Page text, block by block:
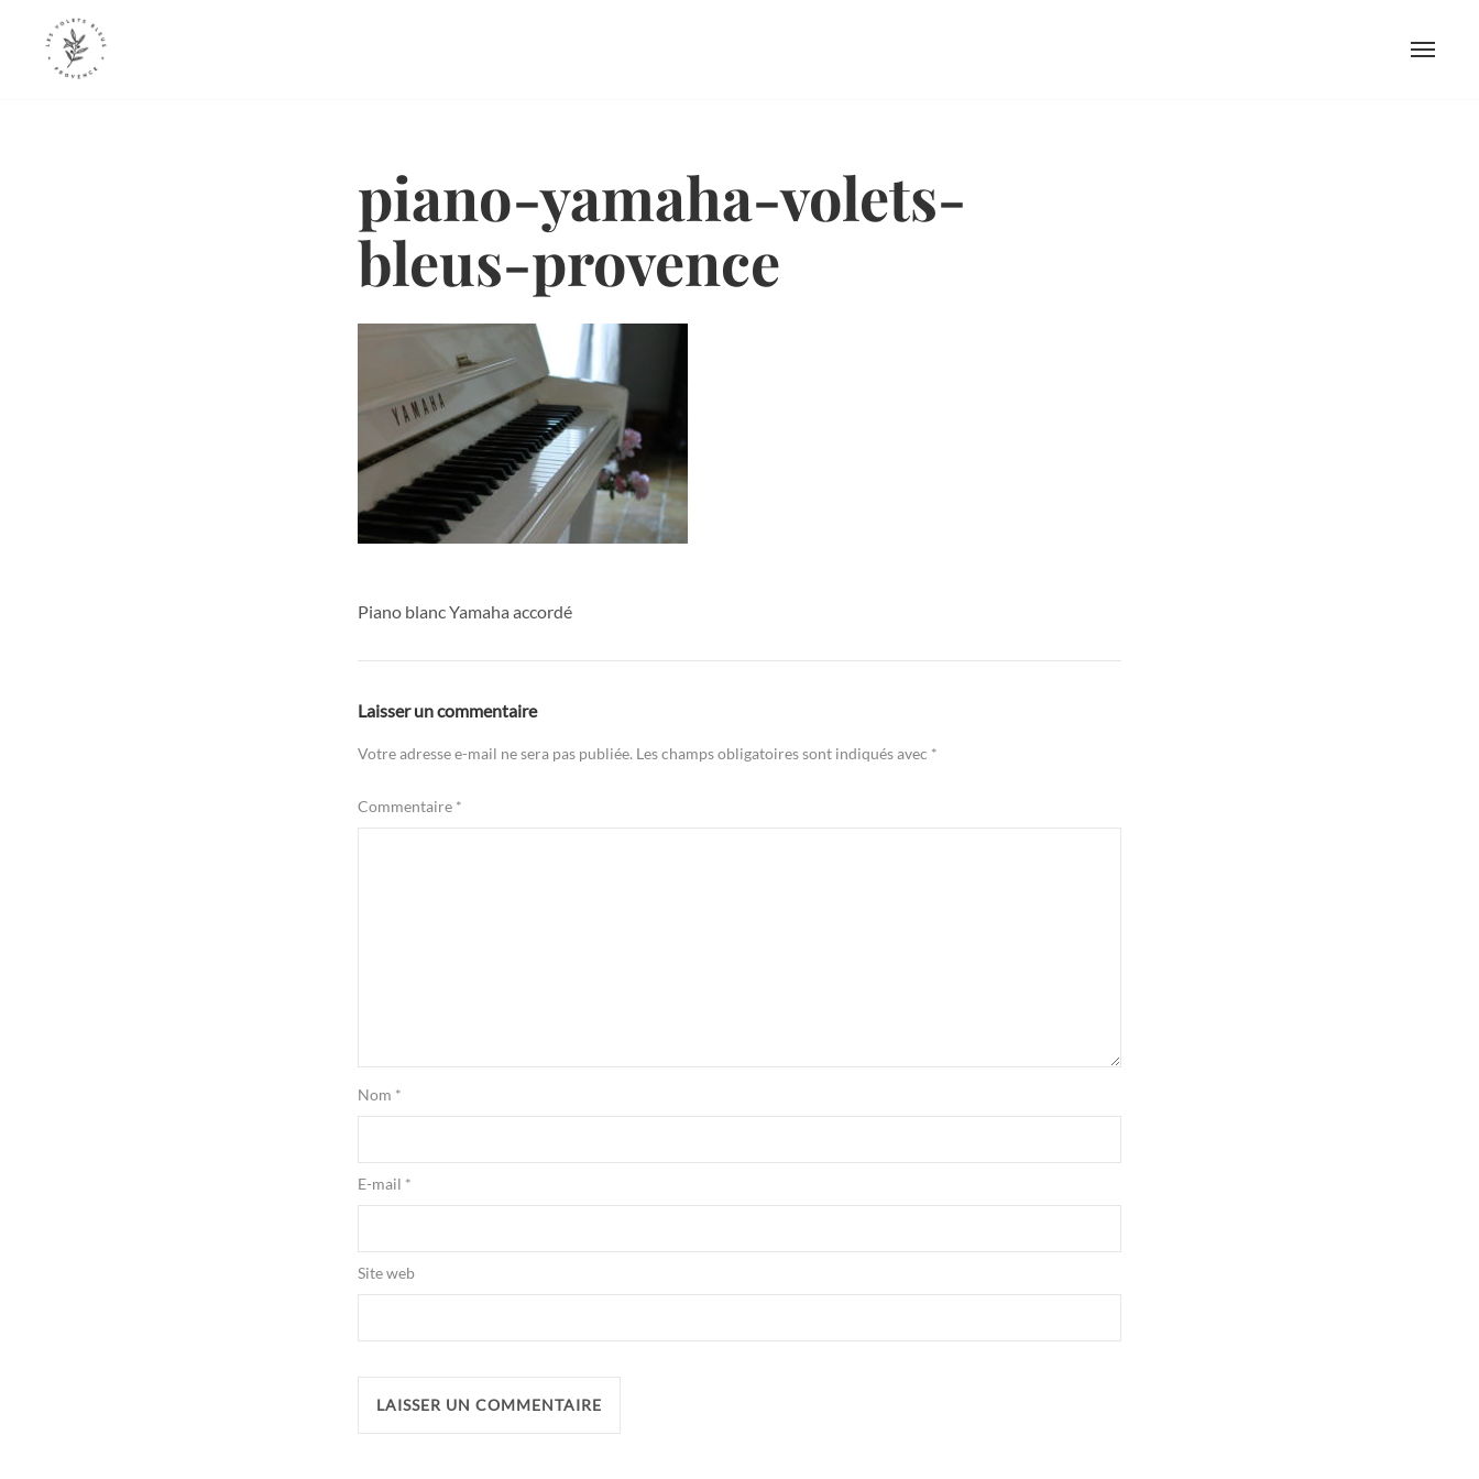
piano-yamaha-volets-
bleus-provence
Piano blanc Yamaha accordé
Laisser un commentaire
Votre adresse e-mail ne sera pas publiée. Les champs obligatoires sont indiqués avec *
Commentaire *
Nom *
E-mail *
Site web